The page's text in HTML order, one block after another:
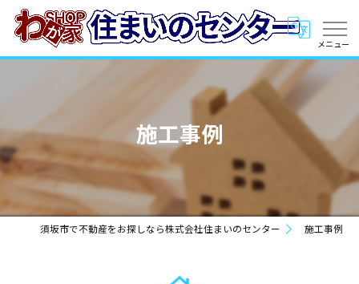
施工事例
須坂市で不動産をお探しなら株式会社住まいのセンター 施工事例